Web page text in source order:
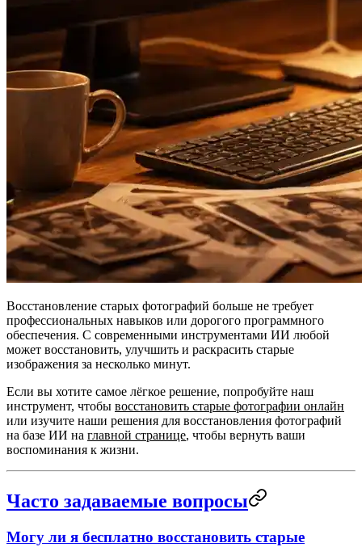
Восстановление старых фотографий больше не требует
профессиональных навыков или дорогого программного
обеспечения. С современными инструментами ИИ любой
может восстановить, улучшить и раскрасить старые
изображения за несколько минут.
Если вы хотите самое лёгкое решение, попробуйте наш
инструмент, чтобы восстановить старые фотографии онлайн
или изучите наши решения для восстановления фотографий
на базе ИИ на главной странице, чтобы вернуть ваши
воспоминания к жизни.
Часто задаваемые вопросы
Могу ли я бесплатно восстановить старые